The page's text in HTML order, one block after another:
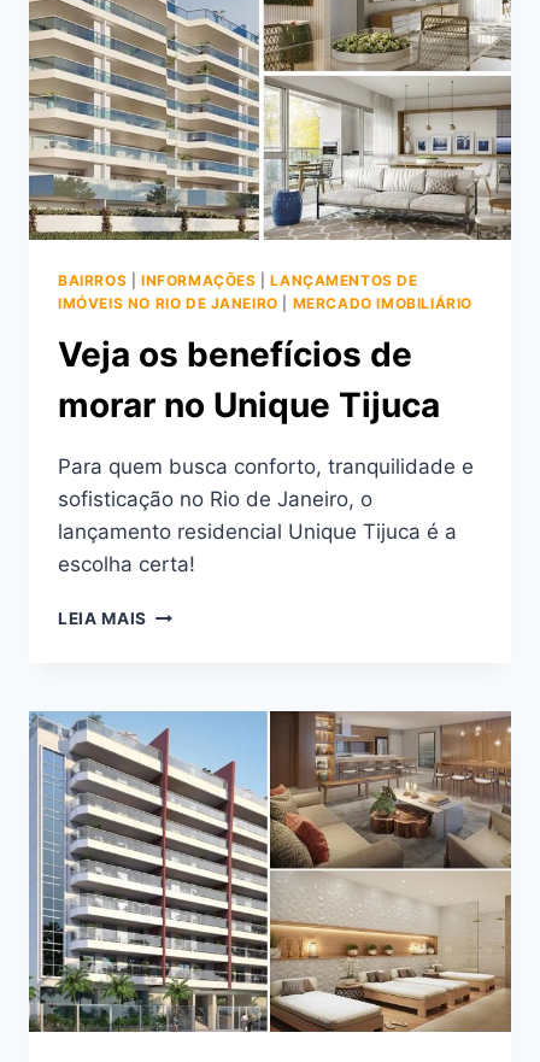
URBANO
SANTOS
BAIRROS INFORMAÇÕES |LANÇAMENTOS DE
IMÓVEIS NO RIO DE JANEIRO
MERCADO IMOBILIÁRIO
Veja os benefícios de
morar no Unique Tijuca
Para quem busca conforto, tranquilidade e
sofisticação no Rio de Janeiro, o
lançamento residencial Unique Tijuca é a
escolha certa!
LEIA MAIS VEJA
MORAR
NO
UNIQUE
TIJUCA